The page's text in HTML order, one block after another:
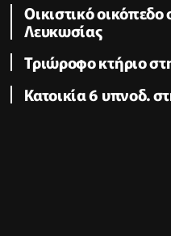
Οικιστικό οικόπεδο
Λευκωσίας
Τριώροφο κτήριο
Κατοικία 6 υπνοδ.